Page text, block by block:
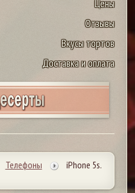
Цены
Отзывы
Вкусы тортов
Доставка и оплата
Телефоны
iPhone 5s.